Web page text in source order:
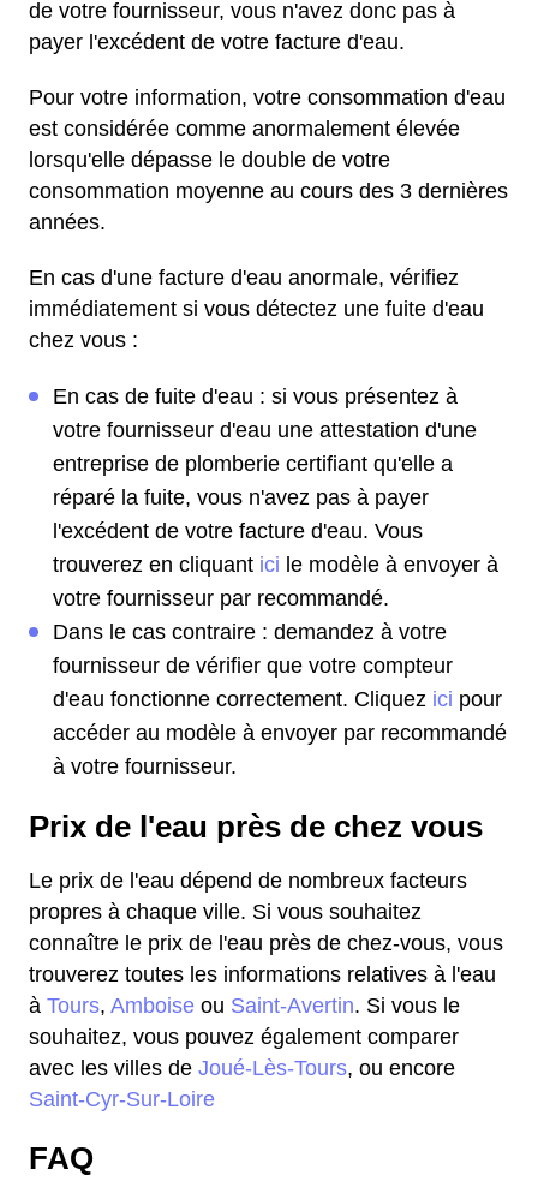
de votre fournisseur, vous n'avez donc pas à
payer l'excédent de votre facture d'eau.
Pour votre information, votre consommation d'eau
est considérée comme anormalement élevée
lorsqu'elle dépasse le double de votre
consommation moyenne au cours des 3 dernières
années.
En cas d'une facture d'eau anormale, vérifiez
immédiatement si vous détectez une fuite d'eau
chez vous :
En cas de fuite d'eau : si vous présentez à
votre fournisseur d'eau une attestation d'une
entreprise de plomberie certifiant qu'elle a
réparé la fuite, vous n'avez pas à payer
l'excédent de votre facture d'eau. Vous
trouverez en cliquant ici le modèle à envoyer à
votre fournisseur par recommandé.
Dans le cas contraire : demandez à votre
fournisseur de vérifier que votre compteur
d'eau fonctionne correctement. Cliquez ici pour
accéder au modèle à envoyer par recommandé
à votre fournisseur.
Prix de l'eau près de chez vous
Le prix de l'eau dépend de nombreux facteurs
propres à chaque ville. Si vous souhaitez
connaître le prix de l'eau près de chez-vous, vous
trouverez toutes les informations relatives à l'eau
à Tours, Amboise ou Saint-Avertin. Si vous le
souhaitez, vous pouvez également comparer
avec les villes de Joué-Lès-Tours, ou encore
Saint-Cyr-Sur-Loire
FAQ